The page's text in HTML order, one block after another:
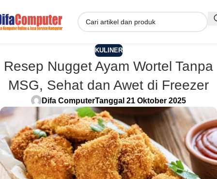
KULINER
Resep Nugget Ayam Wortel Tanpa
MSG, Sehat dan Awet di Freezer
Difa ComputerTanggal 21 Oktober 2025